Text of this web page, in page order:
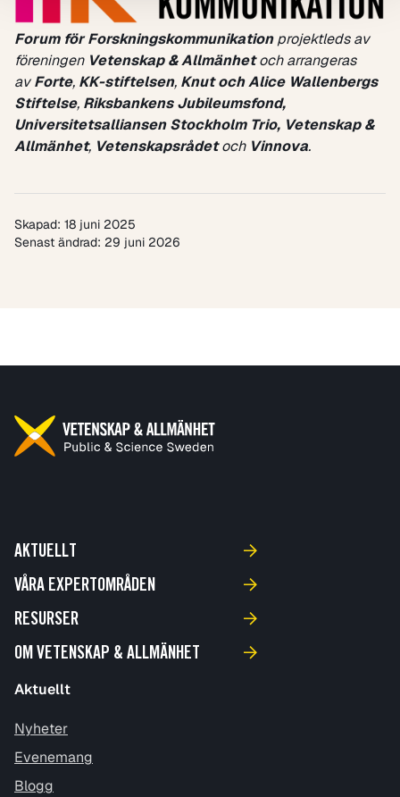
Forum för Forskningskommunikationprojektleds av
föreningen Vetenskap & Allmänhetoch arrangeras
avForte, KK-stiftelsen, Knut och Alice Wallenbergs
Stiftelse, Riksbankens Jubileumsfond,
Universitetsalliansen Stockholm Trio, Vetenskap &
Allmänhet, Vetenskapsrådetoch Vinnova.
Skapad: 18 juni 2025
Senast ändrad: 29 juni 2026
AKTUELLT
VÅRA EXPERTOMRÅDEN
RESURSER
OM VETENSKAP & ALLMÄNHET
Aktuellt
Nyheter
Evenemang
Blogg